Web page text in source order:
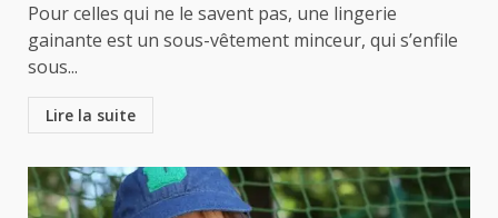
Pour celles qui ne le savent pas, une lingerie
gainante est un sous-vêtement minceur, qui s’enfile
sous...
Lire la suite